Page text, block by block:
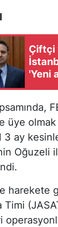
Çiftçi
'Yeni
üye
3 ay
Oğuzeli
harekete
Timi